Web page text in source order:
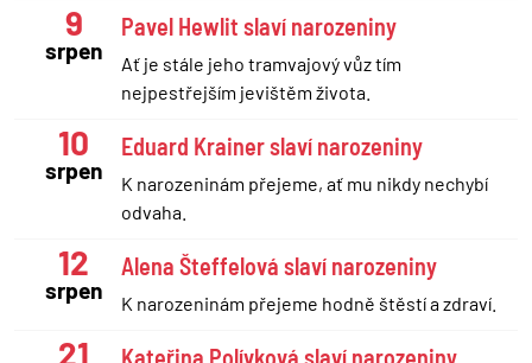
9
srpen
Pavel Hewlit slaví narozeniny
Ať je stále jeho tramvajový vůz tím
nejpestřejším jevištěm života.
10
srpen
Eduard Krainer slaví narozeniny
K narozeninám přejeme, ať mu nikdy nechybí
odvaha.
12
srpen
Alena Šteffelová slaví narozeniny
K narozeninám přejeme hodně štěstí a zdraví.
21 Kateřina Polívková slaví narozeniny